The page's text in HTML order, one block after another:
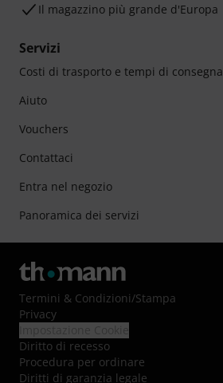
Il magazzino più grande d'Europa
Servizi
Costi di trasporto e tempi di consegna
Aiuto
Vouchers
Contattaci
Entra nel negozio
Panoramica dei servizi
Termini & Condizioni/Stampa
Privacy
Diritto di recesso
Procedura per ordinare
Diritti di garanzia legale